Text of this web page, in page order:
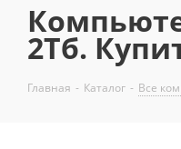
2Тб.
Главная - Каталог - Все